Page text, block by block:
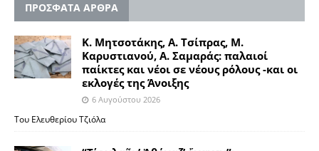
ΠΡΟΣΦΑΤΑ ΑΡΘΡΑ
Κ. Μητσοτάκης, Α. Τσίπρας, Μ.
Καρυστιανού, Α. Σαμαράς: παλαιοί
παίκτες και νέοι σε νέους ρόλους -και οι
εκλογές της Άνοιξης
6 Αυγούστου 2026
Του Ελευθερίου Τζιόλα